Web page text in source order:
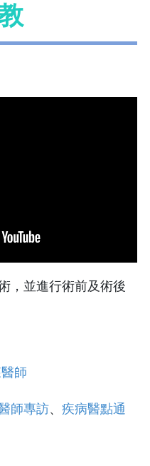
，並進行術前及術後
師
師專訪、 疾病醫點通